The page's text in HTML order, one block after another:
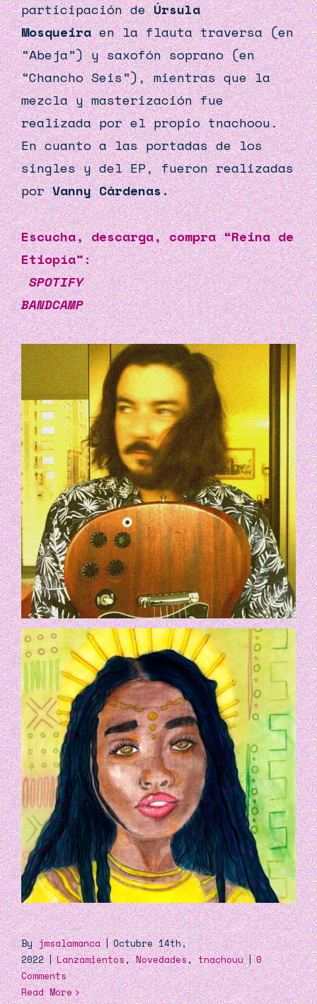
participación deÚrsula
Mosqueiraen la flauta traversa (en
“Abeja”) y saxofón soprano (en
“Chancho Seis”), mientras que la
mezcla y masterización fue
realizada por el propio tnachoou.
En cuanto a las portadas de los
singles y del EP, fueron realizadas
porVanny Cárdenas.
Escucha, descarga, compra “Reina de
Etiopía”:
SPOTIFY
BANDCAMP
Byjmsalamanca | Octubre 14th,
2022 | Lanzamientos,Novedades,tnachouu | 0
Comments
Read More